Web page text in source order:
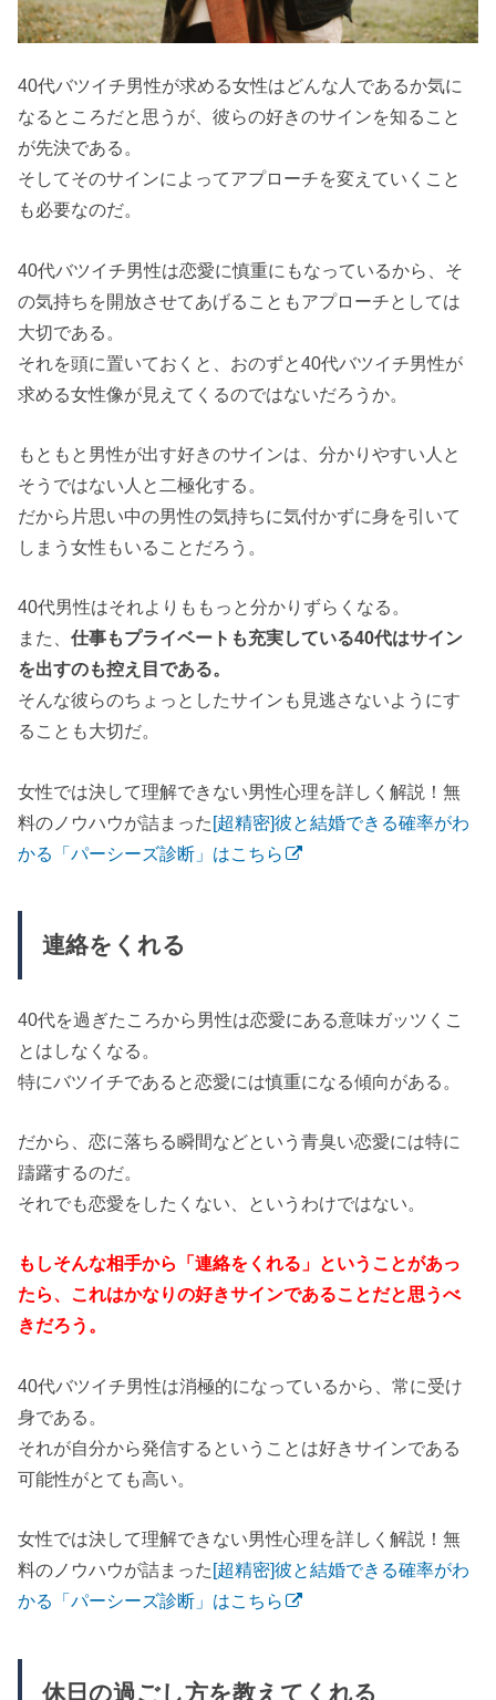
40代バツイチ男性が求める女性はどんな人であるか気に
なるところだと思うが、彼らの好きのサインを知ること
が先決である。
そしてそのサインによってアプローチを変えていくこと
も必要なのだ。
40代バツイチ男性は恋愛に慎重にもなっているから、そ
の気持ちを開放させてあげることもアプローチとしては
大切である。
それを頭に置いておくと、おのずと40代バツイチ男性が
求める女性像が見えてくるのではないだろうか。
もともと男性が出す好きのサインは、分かりやすい人と
そうではない人と二極化する。
だから片思い中の男性の気持ちに気付かずに身を引いて
しまう女性もいることだろう。
40代男性はそれよりももっと分かりずらくなる。
また、仕事もプライベートも充実している40代はサイン
を出すのも控え目である。
そんな彼らのちょっとしたサインも見逃さないようにす
ることも大切だ。
女性では決して理解できない男性心理を詳しく解説！無
料のノウハウが詰まった[超精密]彼と結婚できる確率がわ
かる「パーシーズ診断」はこちら
連絡をくれる
40代を過ぎたころから男性は恋愛にある意味ガッツくこ
とはしなくなる。
特にバツイチであると恋愛には慎重になる傾向がある。
だから、恋に落ちる瞬間などという青臭い恋愛には特に
躊躇するのだ。
それでも恋愛をしたくない、というわけではない。
もしそんな相手から「連絡をくれる」ということがあっ
たら、これはかなりの好きサインであることだと思うべ
きだろう。
40代バツイチ男性は消極的になっているから、常に受け
身である。
それが自分から発信するということは好きサインである
可能性がとても高い。
女性では決して理解できない男性心理を詳しく解説！無
料のノウハウが詰まった[超精密]彼と結婚できる確率がわ
かる「パーシーズ診断」はこちら
休日の過ごし方を教えてくれる